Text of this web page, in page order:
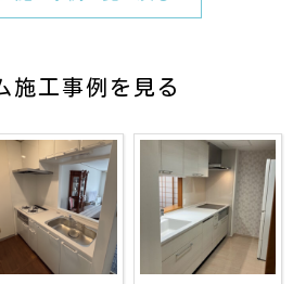
施工事例を見る